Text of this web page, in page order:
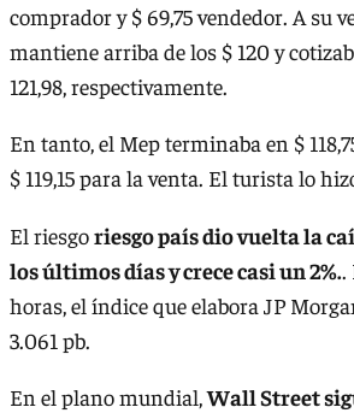
comprador y $ 69,75 vendedor. A su
mantiene arriba de los $ 120 y
121,98, respectivamente.
En tanto, el Mep terminaba en $
$ 119,15 para la venta. El turista lo
El riesgoriesgo país dio vuelta la
los últimos días y crece casi un 2%..
horas, el índice que elabora JP
3.061 pb.
En el plano mundial,Wall Street